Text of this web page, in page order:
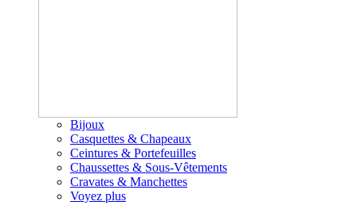
Bijoux
Casquettes & Chapeaux
Ceintures & Portefeuilles
Chaussettes & Sous-Vêtements
Cravates & Manchettes
Voyez plus